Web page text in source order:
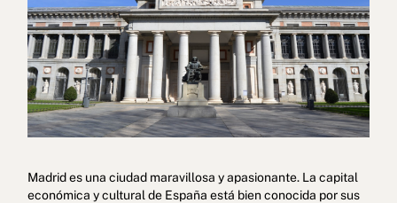
Política de cookies Política de privacidad
Política de privacidad en redes sociales Aviso legal
Madrid es una ciudad maravillosa y apasionante. La capital
económica y cultural de España está bien conocida por sus